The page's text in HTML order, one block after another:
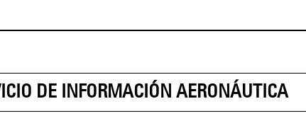
DE INFORMACIÓN AERONÁUTICA